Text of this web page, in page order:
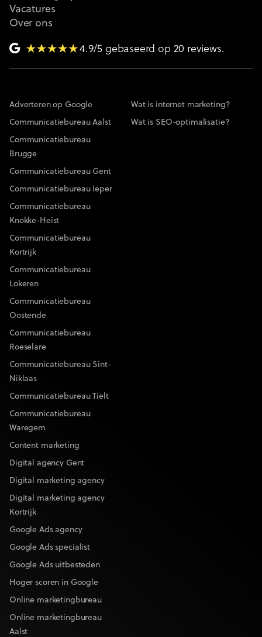
Vacatures
Over ons
4.9/5 gebaseerd op 20 reviews.
Adverteren op Google
Communicatiebureau Aalst
Communicatiebureau
Brugge
Communicatiebureau Gent
Communicatiebureau Ieper
Communicatiebureau
Knokke-Heist
Communicatiebureau
Kortrijk
Communicatiebureau
Lokeren
Communicatiebureau
Oostende
Communicatiebureau
Roeselare
Communicatiebureau Sint-
Niklaas
Communicatiebureau Tielt
Communicatiebureau
Waregem
Content marketing
Digital agency Gent
Digital marketing agency
Digital marketing agency
Kortrijk
Google Ads agency
Google Ads specialist
Google Ads uitbesteden
Hoger scoren in Google
Online marketingbureau
Online marketingbureau
Aalst
Wat is internet marketing?
Wat is SEO-optimalisatie?